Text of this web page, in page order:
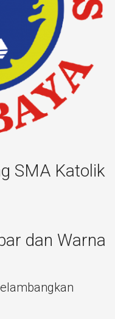
SMA Katolik
dan Warna